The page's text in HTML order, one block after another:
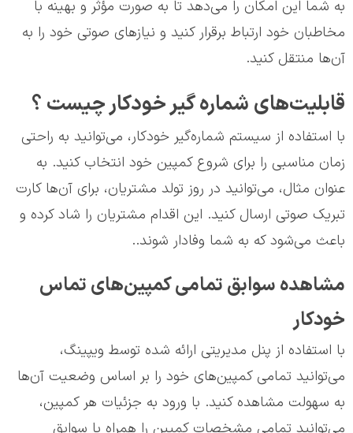
به شما این امکان را می‌دهد تا به صورت مؤثر و بهینه با
مخاطبان خود ارتباط برقرار کنید و نیازهای صوتی خود را به
آن‌ها منتقل کنید.
قابلیت‌های شماره گیر خودکار چیست ؟
با استفاده از سیستم شماره‌گیر خودکار، می‌توانید به راحتی
زمان مناسبی را برای شروع کمپین خود انتخاب کنید. به
عنوان مثال، می‌توانید در روز تولد مشتریان، برای آن‌ها کارت
تبریک صوتی ارسال کنید. این اقدام مشتریان را شاد کرده و
باعث می‌شود که به شما وفادار شوند..
مشاهده سوابق تمامی کمپین‌های تماس
خودکار
با استفاده از پنل مدیریتی ارائه شده توسط ویپینگ،
می‌توانید تمامی کمپین‌های خود را بر اساس وضعیت آن‌ها
به سهولت مشاهده کنید. با ورود به جزئیات هر کمپین،
می‌توانید تمامی مشخصات کمپین را همراه با سوابق